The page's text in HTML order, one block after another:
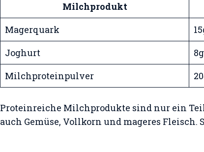
Milchprodukt
Magerquark
Joghurt
8g
Milchproteinpulver
Proteinreiche Milchprodukte sind nur ein
auch Gemüse, Vollkorn und mageres Fleisch.